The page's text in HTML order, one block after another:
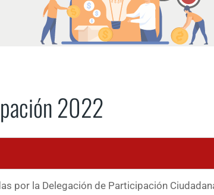
2022
por la Delegación de Participación